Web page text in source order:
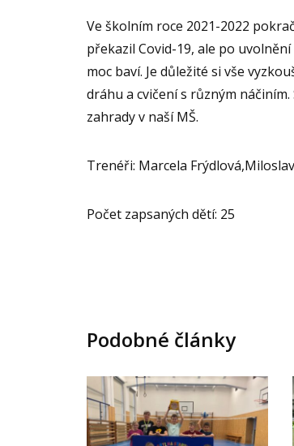
Ve školním roce 2021-2022
překazil Covid-19, ale po
moc baví. Je důležité si vše
dráhu a cvičení s různým
zahrady v naší MŠ.
Trenéři: Marcela
Počet zapsaných dětí: 25
Podobné články